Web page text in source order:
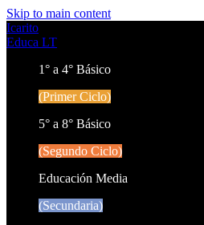
Skip to main content
Icarito
Educa LT
1° a 4° Básico
(Primer Ciclo)
5° a 8° Básico
(Segundo Ciclo)
Educación Media
(Secundaria)